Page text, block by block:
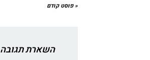
« פוסט קודם
השארת תגובה